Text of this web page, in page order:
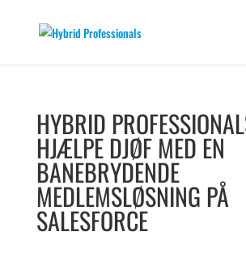
HYBRID
HJÆLPE DJØF MED EN
BANEBRYDENDE
MEDLEMSLØSNING PÅ
SALESFORCE